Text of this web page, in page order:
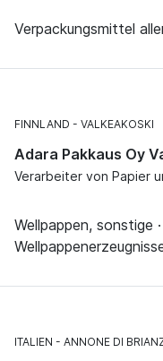
Verpackungsmittel
FINNLAND VALKEAKOSKI
Adara Pakkaus Oy
Verarbeiter von Papier
Wellpappen, sonstige
ITALIEN ANNONE DI